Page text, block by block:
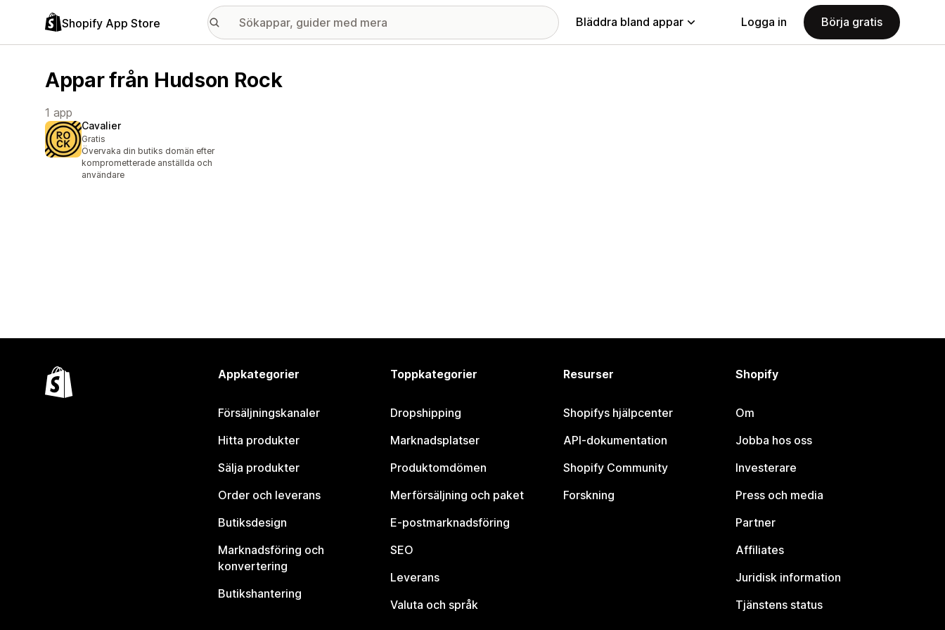
Shopify App Store Bläddra bland appar Logga in Börja gratis
Appar från Hudson Rock
1 app
Cavalier
Gratis
Övervaka din butiks domän efter
komprometterade anställda och
användare
Appkategorier
Försäljningskanaler
Hitta produkter
Sälja produkter
Order och leverans
Butiksdesign
Marknadsföring och
konvertering
Butikshantering
Toppkategorier
Dropshipping
Marknadsplatser
Produktomdömen
Merförsäljning och paket
E-postmarknadsföring
SEO
Leverans
Valuta och språk
Resurser
Shopifys hjälpcenter
API-dokumentation
Shopify Community
Forskning
Shopify
Om
Jobba hos oss
Investerare
Press och media
Partner
Affiliates
Juridisk information
Tjänstens status